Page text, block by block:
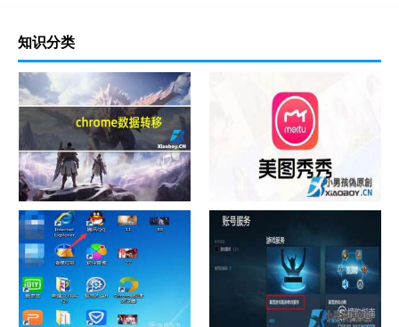
知识分类
chrome数据转移 怎样给照片换背景